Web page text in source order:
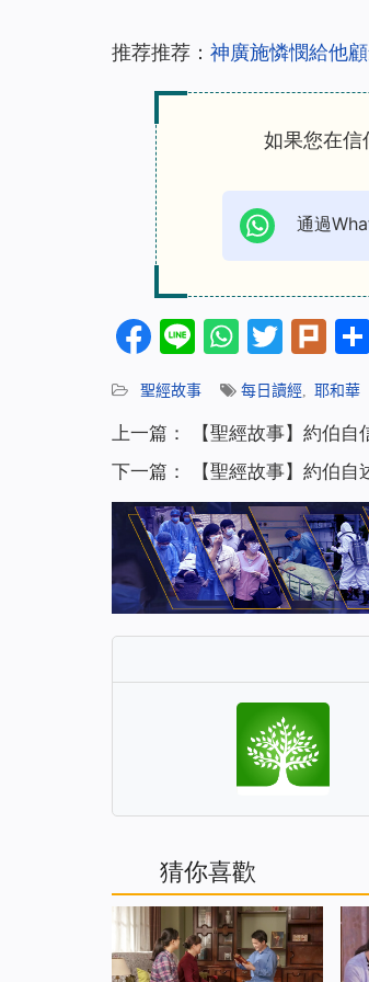
推荐推荐： 神廣施憐憫給他
如果您在信
通過
Facebook
Line
聖經故事 每日讀經 耶和華
上一篇：
【聖經故事】約伯
下一篇：
【聖經故事】約伯自
猜你喜歡